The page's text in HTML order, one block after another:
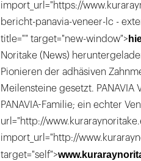
import_url="https://
bericht-panavia-veneer-lc -
title="" target="new-window">
Noritake (News)
Pionieren der adhäsiven
Meilensteine gesetzt.
PANAVIA-Familie; ein echter
url="http://
import_url="http://
target="self">